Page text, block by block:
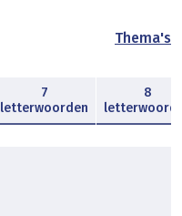
Thema's
7
letterwoorden
8